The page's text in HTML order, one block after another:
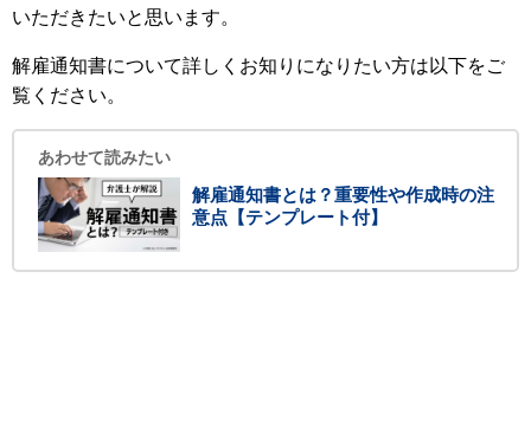
いただきたいと思います。
解雇通知書について詳しくお知りになりたい方は以下をご
覧ください。
あわせて読みたい
解雇通知書とは？重要性や作成時の注
意点【テンプレート付】